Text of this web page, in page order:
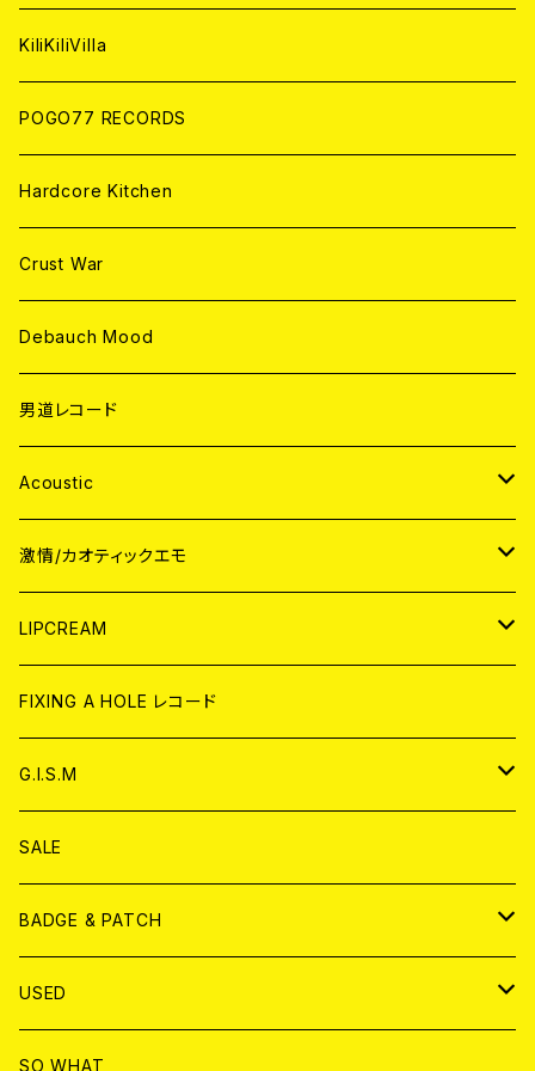
ANALOG
KiliKiliVilla
POGO77 RECORDS
Hardcore Kitchen
Crust War
Debauch Mood
男道レコード
Acoustic
JAPAN
CD
ANALOG
WORLD
CD
ANALOG
激情/カオティックエモ
JAPAN
CD
ANALOG
WORLD
CD
ANALOG
LIPCREAM
CD
アナログ
DVD
T-shirt & WEAR
FIXING A HOLE レコード
G.I.S.M
CD
ANALOG
T-SHIRT & WEAR
DVD
SALE
BADGE & PATCH
BADGE
PATCH
USED
書籍
SO WHAT